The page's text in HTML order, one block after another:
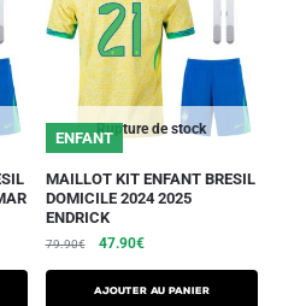
Rupture de stock
ENFANT
MAILLOT KIT ENFANT BRESIL
DOMICILE 2024 2025
ENDRICK
79.90€ 47.90€
AJOUTER AU PANIER